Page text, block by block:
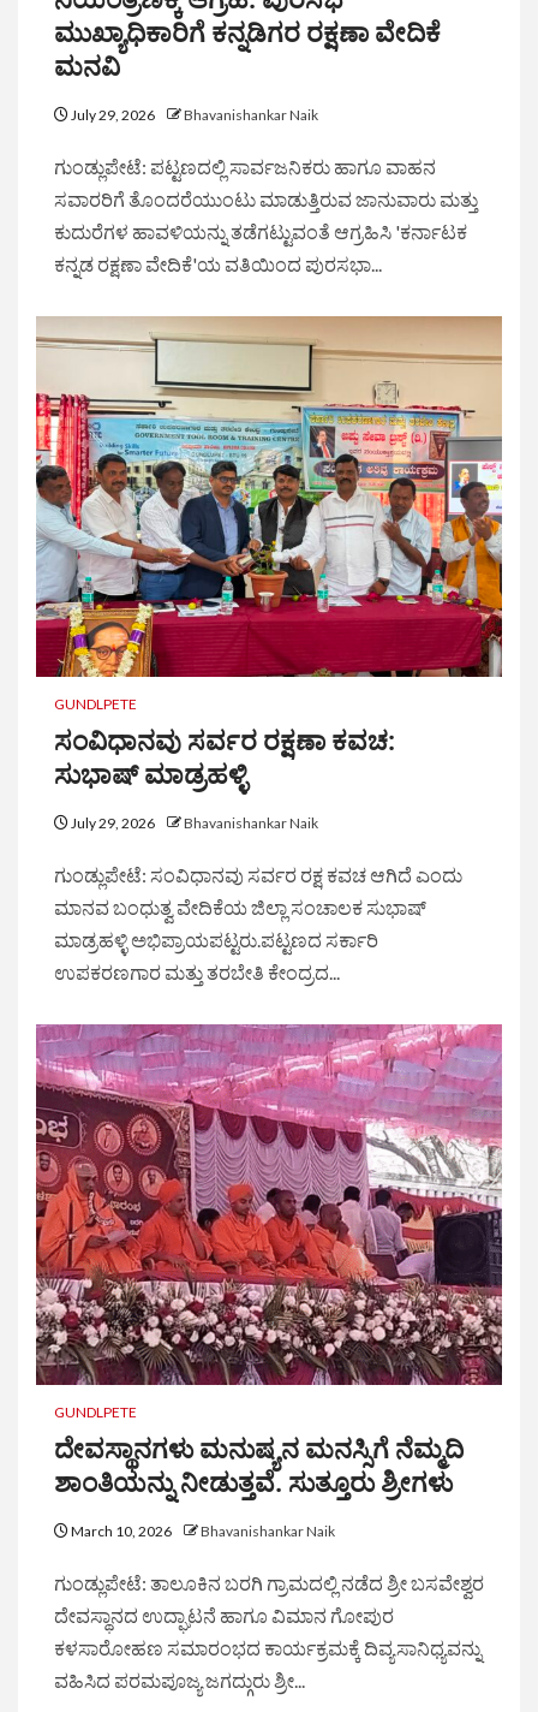
ಮುಖ್ಯಾಧಿಕಾರಿಗೆ ಕನ್ನಡಿಗರ ರಕ್ಷಣಾ ವೇದಿಕೆ
ಮನವಿ
July 29, 2026 Bhavanishankar Naik
ಗುಂಡ್ಲುಪೇಟೆ: ಪಟ್ಟಣದಲ್ಲಿ ಸಾರ್ವಜನಿಕರು ಹಾಗೂ ವಾಹನ
ಸವಾರರಿಗೆ ತೊಂದರೆಯುಂಟು ಮಾಡುತ್ತಿರುವ ಜಾನುವಾರು ಮತ್ತು
ಕುದುರೆಗಳ ಹಾವಳಿಯನ್ನು ತಡೆಗಟ್ಟುವಂತೆ ಆಗ್ರಹಿಸಿ 'ಕರ್ನಾಟಕ
ಕನ್ನಡ ರಕ್ಷಣಾ ವೇದಿಕೆ'ಯ ವತಿಯಿಂದ ಪುರಸಭಾ...
GUNDLPETE
ಸಂವಿಧಾನವು ಸರ್ವರ ರಕ್ಷಣಾ ಕವಚ:
ಸುಭಾಷ್ ಮಾಡ್ರಹಳ್ಳಿ
July 29, 2026 Bhavanishankar Naik
ಗುಂಡ್ಲುಪೇಟೆ: ಸಂವಿಧಾನವು ಸರ್ವರ ರಕ್ಷ ಕವಚ ಆಗಿದೆ ಎಂದು
ಮಾನವ ಬಂಧುತ್ವ ವೇದಿಕೆಯ ಜಿಲ್ಲಾ ಸಂಚಾಲಕ ಸುಭಾಷ್
ಮಾಡ್ರಹಳ್ಳಿ ಅಭಿಪ್ರಾಯಪಟ್ಟರು.ಪಟ್ಟಣದ ಸರ್ಕಾರಿ
ಉಪಕರಣಗಾರ ಮತ್ತು ತರಬೇತಿ ಕೇಂದ್ರದ...
GUNDLPETE
ದೇವಸ್ಥಾನಗಳು ಮನುಷ್ಯನ ಮನಸ್ಸಿಗೆ ನೆಮ್ಮದಿ
ಶಾಂತಿಯನ್ನು ನೀಡುತ್ತವೆ. ಸುತ್ತೂರು ಶ್ರೀಗಳು
March 10, 2026 Bhavanishankar Naik
ಗುಂಡ್ಲುಪೇಟೆ: ತಾಲೂಕಿನ ಬರಗಿ ಗ್ರಾಮದಲ್ಲಿ ನಡೆದ ಶ್ರೀ ಬಸವೇಶ್ವರ
ದೇವಸ್ಥಾನದ ಉದ್ಘಾಟನೆ ಹಾಗೂ ವಿಮಾನ ಗೋಪುರ
ಕಳಸಾರೋಹಣ ಸಮಾರಂಭದ ಕಾರ್ಯಕ್ರಮಕ್ಕೆ ದಿವ್ಯಸಾನಿಧ್ಯವನ್ನು
ವಹಿಸಿದ ಪರಮಪೂಜ್ಯ ಜಗದ್ಗುರು ಶ್ರೀ...